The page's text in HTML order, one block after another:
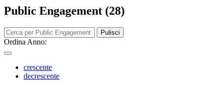
Public Engagement (28)
Pulisci
Ordina Anno:
crescente
decrescente